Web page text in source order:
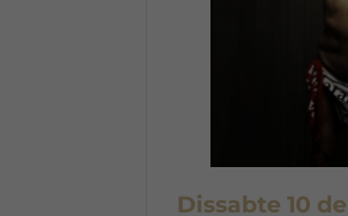
Dissabte 10